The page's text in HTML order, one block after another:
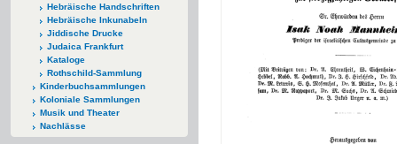
Hebräische Handschriften
Hebräische Inkunabeln
Jiddische Drucke
Judaica Frankfurt
Kataloge
Rothschild-Sammlung
Kinderbuchsammlungen
Koloniale Sammlungen
Musik und Theater
Nachlässe